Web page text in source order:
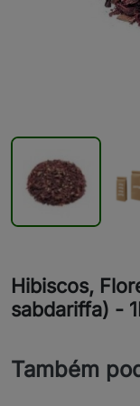
Hibiscos,
sabdariffa) -
Também